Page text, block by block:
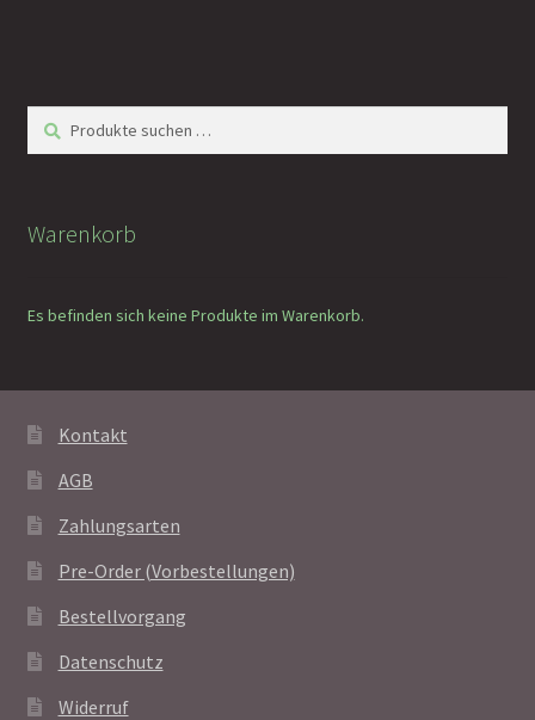
Suchen
nach:
Suchen
Warenkorb
Es befinden sich keine Produkte im Warenkorb.
Kontakt
AGB
Zahlungsarten
Pre-Order (Vorbestellungen)
Bestellvorgang
Datenschutz
Widerruf